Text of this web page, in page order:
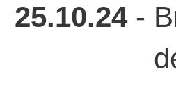
25.10.24-